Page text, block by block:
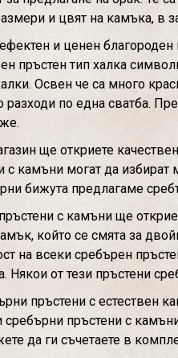
и цвят на камъка, в
и ценен
пръстен тип халка
Освен че са много
по една сватба.
ще откриете
с камъни могат да
бижута предлагаме
с камъни ще
който се смята за
на всеки сребърен
Някои от тези пръстени
пръстени с естествен
сребърни пръстени с
да ги съчетаете в